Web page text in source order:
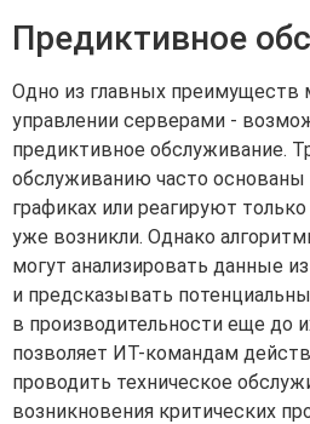
Предиктивное
Одно из главных преимуществ
управлении серверами -
предиктивное обслуживание.
обслуживанию часто
графиках или реагируют
уже возникли. Однако
могут анализировать данные
и предсказывать
в производительности еще до
позволяет ИТ-командам
проводить техническое
возникновения критических